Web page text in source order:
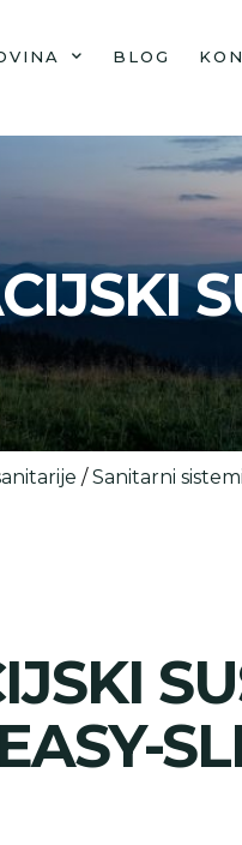
BLOG
/Sanitarni sistemi